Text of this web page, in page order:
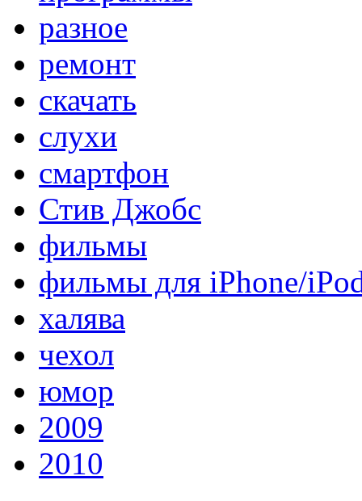
разное
ремонт
скачать
слухи
смартфон
Стив Джобс
фильмы
фильмы для iPhone/
халява
чехол
юмор
2009
2010